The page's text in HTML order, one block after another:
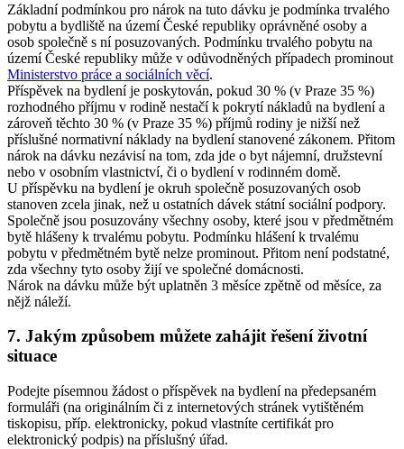
Základní podmínkou pro nárok na tuto dávku je podmínka trvalého
pobytu a bydliště na území České republiky oprávněné osoby a
osob společně s ní posuzovaných. Podmínku trvalého pobytu na
území České republiky může v odůvodněných případech prominout
Ministerstvo práce a sociálních věcí.
Příspěvek na bydlení je poskytován, pokud 30 % (v Praze 35 %)
rozhodného příjmu v rodině nestačí k pokrytí nákladů na bydlení a
zároveň těchto 30 % (v Praze 35 %) příjmů rodiny je nižší než
příslušné normativní náklady na bydlení stanovené zákonem. Přitom
nárok na dávku nezávisí na tom, zda jde o byt nájemní, družstevní
nebo v osobním vlastnictví, či o bydlení v rodinném domě.
U příspěvku na bydlení je okruh společně posuzovaných osob
stanoven zcela jinak, než u ostatních dávek státní sociální podpory.
Společně jsou posuzovány všechny osoby, které jsou v předmětném
bytě hlášeny k trvalému pobytu. Podmínku hlášení k trvalému
pobytu v předmětném bytě nelze prominout. Přitom není podstatné,
zda všechny tyto osoby žijí ve společné domácnosti.
Nárok na dávku může být uplatněn 3 měsíce zpětně od měsíce, za
nějž náleží.
7. Jakým způsobem můžete zahájit řešení životní
situace
Podejte písemnou žádost o příspěvek na bydlení na předepsaném
formuláři (na originálním či z internetových stránek vytištěném
tiskopisu, příp. elektronicky, pokud vlastníte certifikát pro
elektronický podpis) na příslušný úřad.